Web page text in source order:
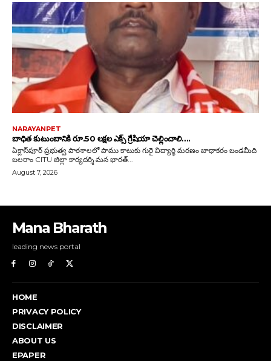
Mana Bharath
leading news portal
HOME
PRIVACY POLICY
DISCLAIMER
ABOUT US
EPAPER